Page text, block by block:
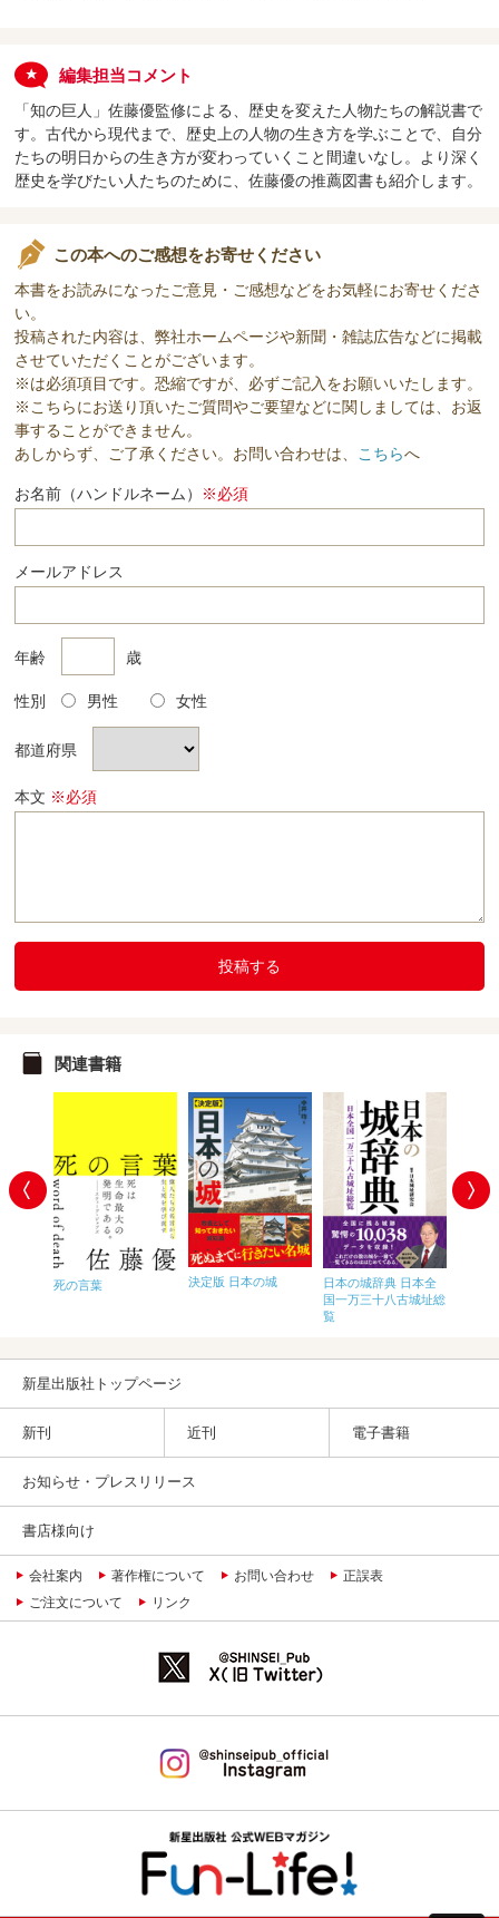
編集担当コメント
「知の巨人」佐藤優監修による、歴史を変えた人物たちの解説書で
す。古代から現代まで、歴史上の人物の生き方を学ぶことで、自分
たちの明日からの生き方が変わっていくこと間違いなし。より深く
歴史を学びたい人たちのために、佐藤優の推薦図書も紹介します。
この本へのご感想をお寄せください
本書をお読みになったご意見・ご感想などをお気軽にお寄せくださ
い。
投稿された内容は、弊社ホームページや新聞・雑誌広告などに掲載
させていただくことがございます。
※は必須項目です。恐縮ですが、必ずご記入をお願いいたします。
※こちらにお送り頂いたご質問やご要望などに関しましては、お返
事することができません。
あしからず、ご了承ください。お問い合わせは、 こちらへ
お名前（ハンドルネーム） ※必須
メールアドレス
年齢 歳
性別 男性 女性
都道府県
本文 ※必須
投稿する
関連書籍
死の言葉
決定版 日本の城
日本の城辞典 日本全
国一万三十八古城址総
覧
新星出版社トップページ
新刊 近刊 電子書籍
お知らせ・プレスリリース
書店様向け
会社案内 著作権について お問い合わせ
正誤表
ご注文について
リンク